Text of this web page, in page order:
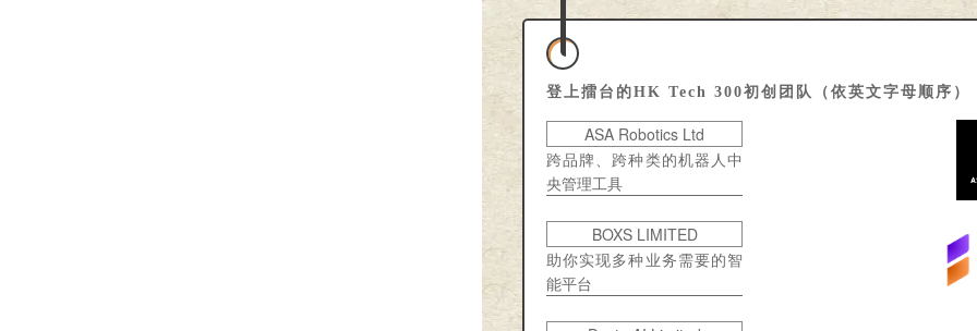
登上擂台的HK Tech 300初创团队（依英文字母顺序）
ASA Robotics Ltd
跨品牌、跨种类的机器人中
央管理工具
BOXS LIMITED
助你实现多种业务需要的智
能平台